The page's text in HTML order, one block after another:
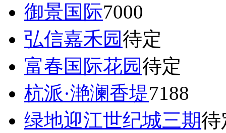
御景国际7000
弘信嘉禾园待定
富春国际花园待定
杭派·滟澜香堤7188
绿地迎江世纪城三期待